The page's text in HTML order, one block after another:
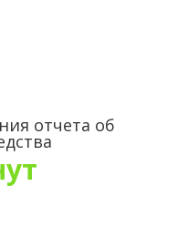
отчета об